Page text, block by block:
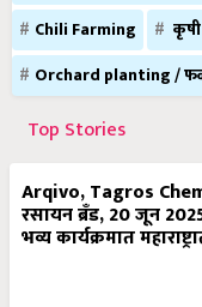
Chili Farming
कृषी
Orchard planting /
Top Stories
Arqivo, Tagros
रसायन ब्रँड, 20 जून
भव्य कार्यक्रमात